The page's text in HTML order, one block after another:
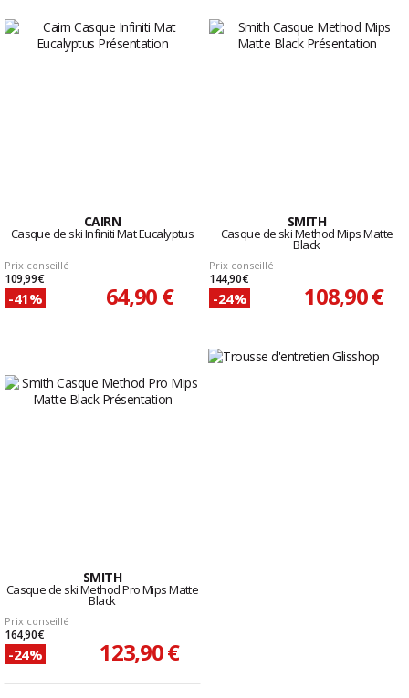
CAIRN
Casque de ski Infiniti Mat Eucalyptus
Prix conseillé
109,99 €
-41% 64,90 €
SMITH
Casque de ski Method Mips Matte
Black
Prix conseillé
144,90 €
-24% 108,90 €
SMITH
Casque de ski Method Pro Mips Matte
Black
Prix conseillé
164,90 €
-24% 123,90 €